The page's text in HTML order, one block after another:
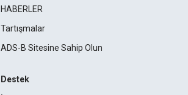
HABERLER
Tartışmalar
ADS-B Sitesine Sahip Olun
Destek